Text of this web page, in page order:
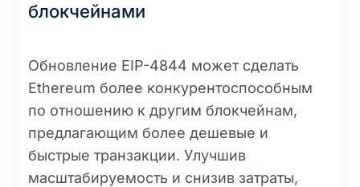
блокчейнами
Обновление EIP-4844 может сделать
Ethereum более конкурентоспособным
по отношению к другим блокчейнам,
предлагающим более дешевые и
быстрые транзакции. Улучшив
масштабируемость и снизив затраты,